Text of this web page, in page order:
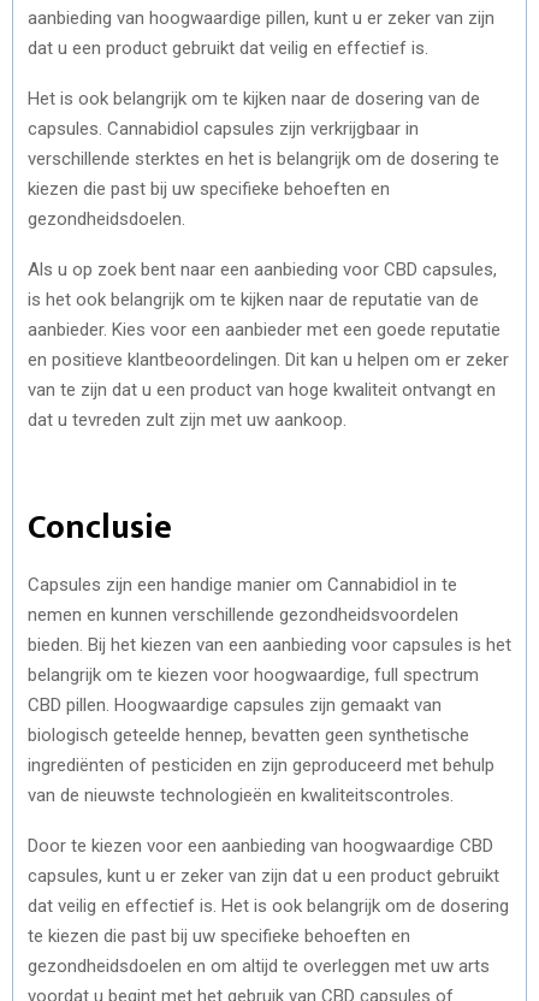
aanbieding van hoogwaardige pillen, kunt u er zeker van zijn
dat u een product gebruikt dat veilig en effectief is.
Het is ook belangrijk om te kijken naar de dosering van de
capsules. Cannabidiol capsules zijn verkrijgbaar in
verschillende sterktes en het is belangrijk om de dosering te
kiezen die past bij uw specifieke behoeften en
gezondheidsdoelen.
Als u op zoek bent naar een aanbieding voor CBD capsules,
is het ook belangrijk om te kijken naar de reputatie van de
aanbieder. Kies voor een aanbieder met een goede reputatie
en positieve klantbeoordelingen. Dit kan u helpen om er zeker
van te zijn dat u een product van hoge kwaliteit ontvangt en
dat u tevreden zult zijn met uw aankoop.
Conclusie
Capsules zijn een handige manier om Cannabidiol in te
nemen en kunnen verschillende gezondheidsvoordelen
bieden. Bij het kiezen van een aanbieding voor capsules is het
belangrijk om te kiezen voor hoogwaardige, full spectrum
CBD pillen. Hoogwaardige capsules zijn gemaakt van
biologisch geteelde hennep, bevatten geen synthetische
ingrediënten of pesticiden en zijn geproduceerd met behulp
van de nieuwste technologieën en kwaliteitscontroles.
Door te kiezen voor een aanbieding van hoogwaardige CBD
capsules, kunt u er zeker van zijn dat u een product gebruikt
dat veilig en effectief is. Het is ook belangrijk om de dosering
te kiezen die past bij uw specifieke behoeften en
gezondheidsdoelen en om altijd te overleggen met uw arts
voordat u begint met het gebruik van CBD capsules of